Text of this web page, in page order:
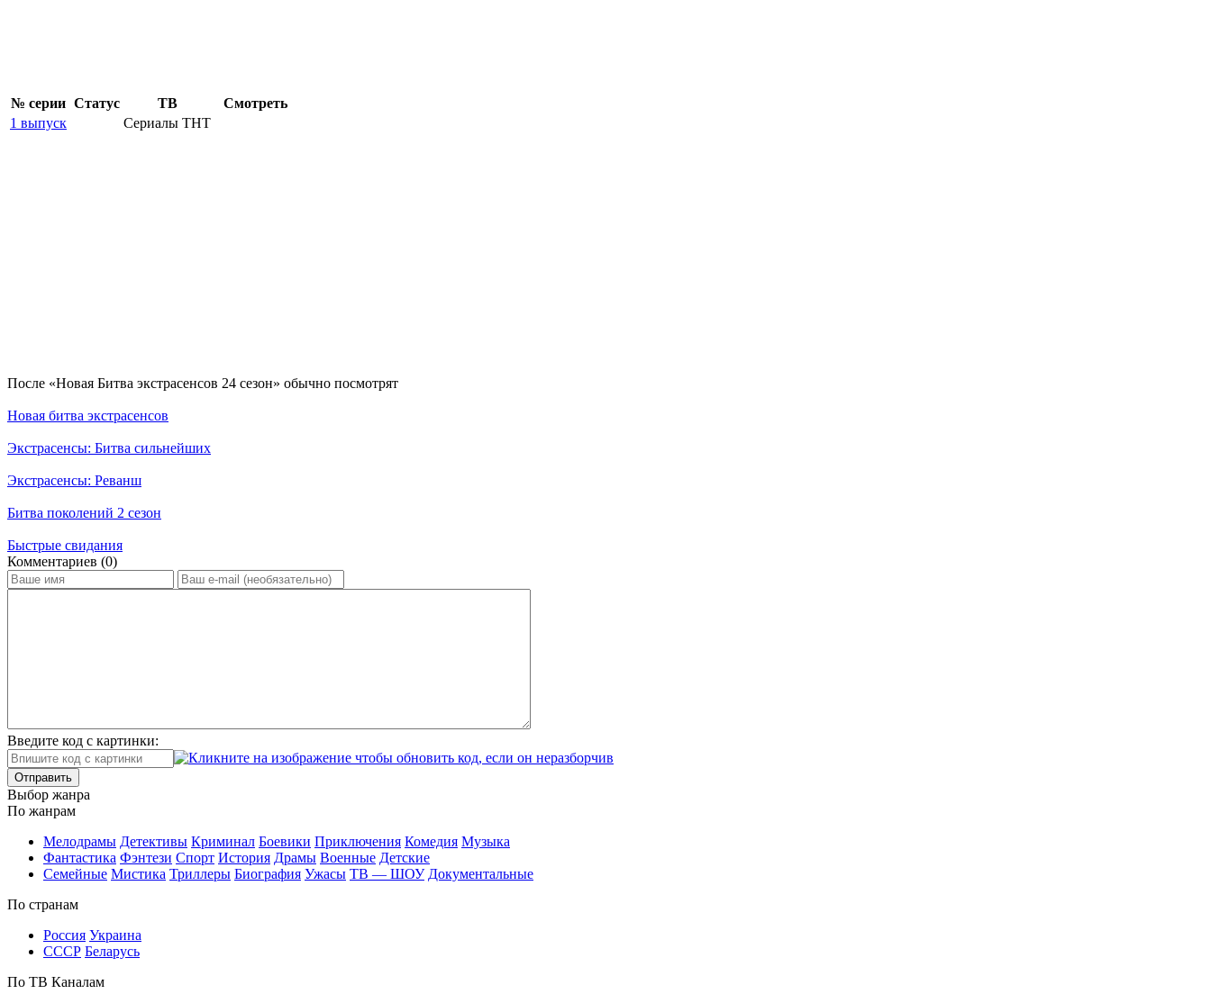
№ се­рии Ста­тус ТВ
Смот­реть
1 выпуск
Сериалы ТНТ
По­сле «Новая Битва экстрасенсов 24 сезон» обыч­но по­смот­рят
Новая битва экстрасенсов
Экстрасенсы: Битва сильнейших
Экстрасенсы: Реванш
Битва поколений 2 сезон
Быстрые свидания
Ком­мен­та­ри­ев (0)
Введите код с картинки:
Отправить
Вы­бор жан­ра
По жан­рам
Ме­ло­дра­мы Де­тек­ти­вы Кри­ми­нал Бое­ви­ки При­клю­че­ния Ко­ме­дия Му­зы­ка
Фан­та­сти­ка Фэн­те­зи Спорт Ис­то­рия Дра­мы Во­ен­ные Дет­ские
Се­мей­ные Мис­ти­ка Трил­ле­ры Био­гра­фия Ужа­сы ТВ — ШОУ До­ку­мен­таль­ные
По стра­нам
Рос­сия Ук­раи­на
СССР Бе­ла­русь
По ТВ Ка­на­лам